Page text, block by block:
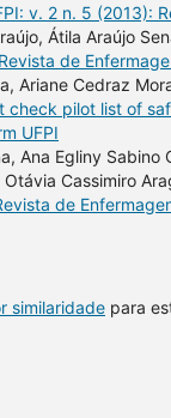
v. 2 n. 5 (2013):
Átila Araújo
Revista de
Ariane Cedraz
check pilot list of
UFPI
Ana Egliny Sabino
Cassimiro
de
similaridade para